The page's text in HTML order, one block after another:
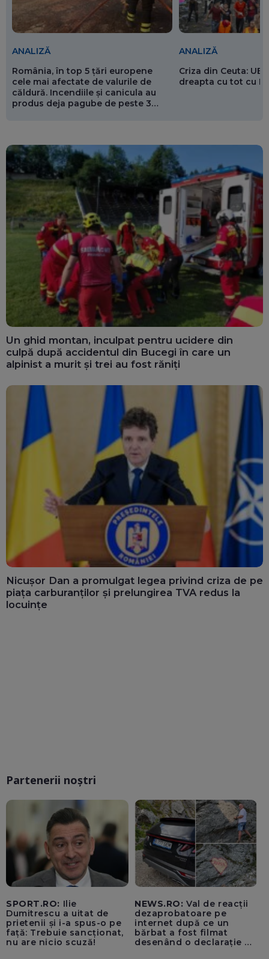
ANALIZĂ
România, în top 5 țări europene
cele mai afectate de valurile de
căldură. Incendiile și canicula au
produs deja pagube de peste 3
ANALIZĂ
Criza din Ceuta: UE
dreapta cu tot cu
Un ghid montan, inculpat pentru ucidere din
culpă după accidentul din Bucegi în care un
alpinist a murit și trei au fost răniți
Nicușor Dan a promulgat legea privind criza de pe
piața carburanților și prelungirea TVA redus la
locuințe
Partenerii noștri
SPORT.RO: Ilie
Dumitrescu a uitat de
prietenii și i-a spus-o pe
față: Trebuie sancționat,
nu are nicio scuză!
NEWS.RO: Val de reacții
dezaprobatoare pe
internet după ce un
bărbat a fost filmat
desenând o declarație de